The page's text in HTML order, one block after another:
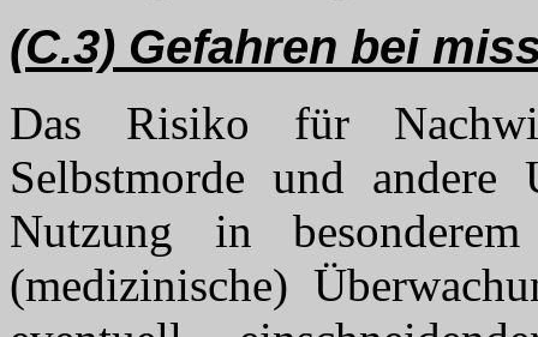
(C.3) Gefahren bei
Das Risiko für
Selbstmorde und
Nutzung in
(medizinische)